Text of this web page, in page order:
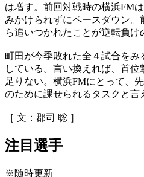
は増す。前回対戦時の横浜FM
みかけられずにペースダウン
ら追いつかれたことが逆転負け
町田が今季敗れた全４試合を
している。言い換えれば、首
足りない。横浜FMにとって、
のために課せられるタスクと言
［ 文：郡司 聡 ］
注目選手
※随時更新